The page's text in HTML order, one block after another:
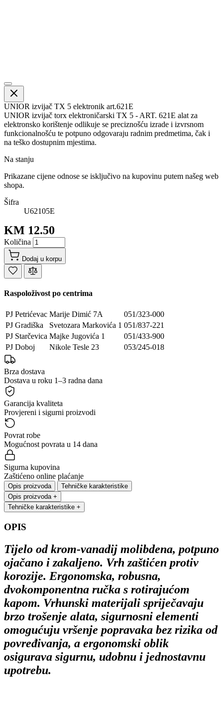
UNIOR izvijač TX 5 elektronik art.621E
UNIOR izvijač torx elektroničarski TX 5 - ART. 621E alat za
elektronsko korištenje odlikuje se preciznošću izrade i izvrsnom
funkcionalnošću te potpuno odgovaraju radnim predmetima, čak i
na teško dostupnim mjestima.
Na stanju
Prikazane cijene odnose se isključivo na kupovinu putem našeg web
shopa.
Šifra
U62105E
KM 12.50
Količina
Dodaj u korpu
Raspoloživost po centrima
PJ Petrićevac Marije Dimić 7A
051/323-000
PJ Gradiška
Svetozara Markovića 1 051/837-221
PJ Starčevica Majke Jugovića 1
051/433-900
PJ Doboj
Nikole Tesle 23 053/245-018
Brza dostava
Dostava u roku 1–3 radna dana
Garancija kvaliteta
Provjereni i sigurni proizvodi
Povrat robe
Mogućnost povrata u 14 dana
Sigurna kupovina
Zaštićeno online plaćanje
Opis proizvoda
Tehničke karakteristike
Opis proizvoda +
Tehničke karakteristike +
OPIS
Tijelo od krom-vanadij molibdena, potpuno
ojačano i zakaljeno. Vrh zaštićen protiv
korozije. Ergonomska, robusna,
dvokomponentna ručka s rotirajućom
kapom. Vrhunski materijali spriječavaju
brzo trošenje alata, sigurnosni elementi
omogućuju vršenje popravaka bez rizika od
povređivanja, a ergonomski oblik
osigurava sigurnu, udobnu i jednostavnu
upotrebu.